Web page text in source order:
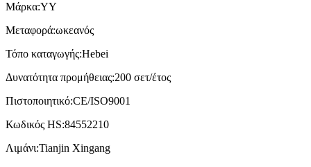
Μάρκα:YY
Μεταφορά:ωκεανός
Τόπο καταγωγής:Hebei
Δυνατότητα προμήθειας:200 σετ/έτος
Πιστοποιητικό:CE/ISO9001
Κωδικός HS:84552210
Λιμάνι:Tianjin Xingang